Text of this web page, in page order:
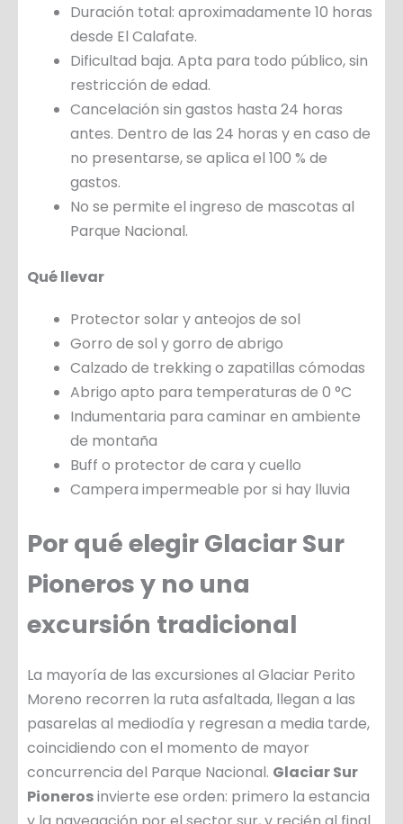
Duración total: aproximadamente 10 horas
desde El Calafate.
Dificultad baja. Apta para todo público, sin
restricción de edad.
Cancelación sin gastos hasta 24 horas
antes. Dentro de las 24 horas y en caso de
no presentarse, se aplica el 100 % de
gastos.
No se permite el ingreso de mascotas al
Parque Nacional.
Qué llevar
Protector solar y anteojos de sol
Gorro de sol y gorro de abrigo
Calzado de trekking o zapatillas cómodas
Abrigo apto para temperaturas de 0 °C
Indumentaria para caminar en ambiente
de montaña
Buff o protector de cara y cuello
Campera impermeable por si hay lluvia
Por qué elegir Glaciar Sur
Pioneros y no una
excursión tradicional
La mayoría de las excursiones al Glaciar Perito
Moreno recorren la ruta asfaltada, llegan a las
pasarelas al mediodía y regresan a media tarde,
coincidiendo con el momento de mayor
concurrencia del Parque Nacional. Glaciar Sur
Pionerosinvierte ese orden: primero la estancia